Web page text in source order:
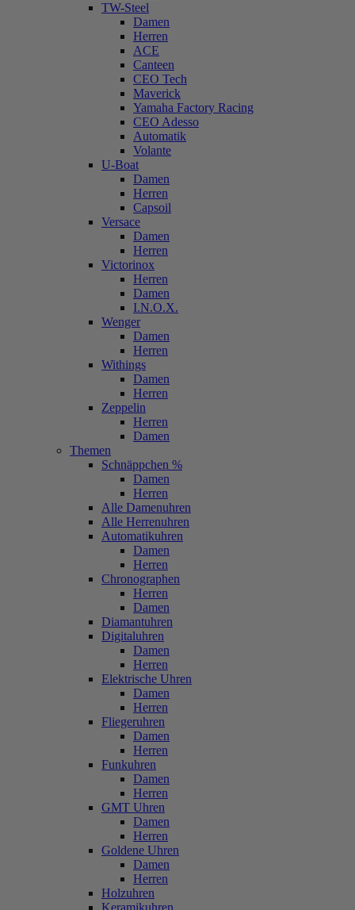
TW-Steel
Damen
Herren
ACE
Canteen
CEO Tech
Maverick
Yamaha Factory Racing
CEO Adesso
Automatik
Volante
U-Boat
Damen
Herren
Capsoil
Versace
Damen
Herren
Victorinox
Herren
Damen
I.N.O.X.
Wenger
Damen
Herren
Withings
Damen
Herren
Zeppelin
Herren
Damen
Themen
Schnäppchen %
Damen
Herren
Alle Damenuhren
Alle Herrenuhren
Automatikuhren
Damen
Herren
Chronographen
Herren
Damen
Diamantuhren
Digitaluhren
Damen
Herren
Elektrische Uhren
Damen
Herren
Fliegeruhren
Damen
Herren
Funkuhren
Damen
Herren
GMT Uhren
Damen
Herren
Goldene Uhren
Damen
Herren
Holzuhren
Keramikuhren